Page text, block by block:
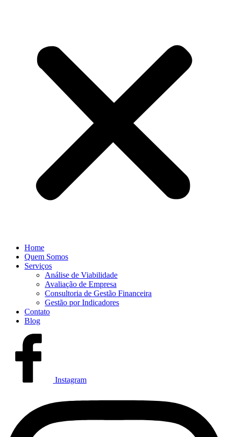
Home
Quem Somos
Serviços
Análise de Viabilidade
Avaliação de Empresa
Consultoria de Gestão Financeira
Gestão por Indicadores
Contato
Blog
Instagram